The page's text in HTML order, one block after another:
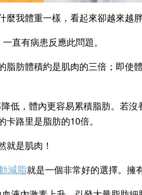
我體重一樣，看起來卻越來越
直有病患反應此問題。
肪體積約是肌肉的三倍；即使
低，體內更容易累積脂肪。若
路里是脂肪的10倍。
就是肌肉！
減脂就是一個非常好的選擇。擁